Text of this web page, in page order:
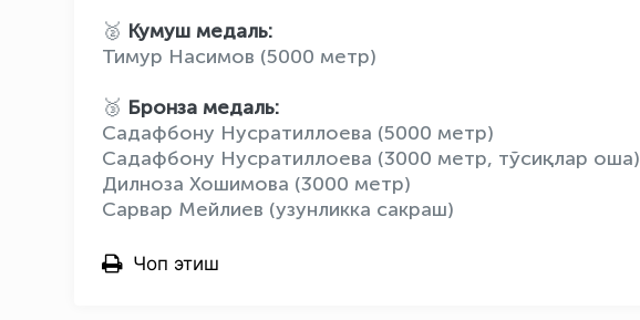
🥈 Кумуш медаль:
Тимур Насимов (5000 метр)
🥉 Бронза медаль:
Садафбону Нусратиллоева (5000 метр)
Садафбону Нусратиллоева (3000 метр, тўсиқлар оша)
Дилноза Хошимова (3000 метр)
Сарвар Мейлиев (узунликка сакраш)
Чоп этиш